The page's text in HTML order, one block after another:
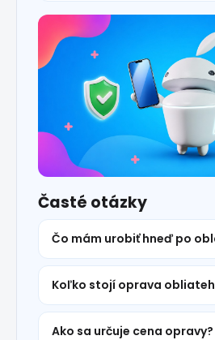
Časté otázky
Čo mám urobiť hneď po
Koľko stojí oprava
Ako sa určuje cena opravy?